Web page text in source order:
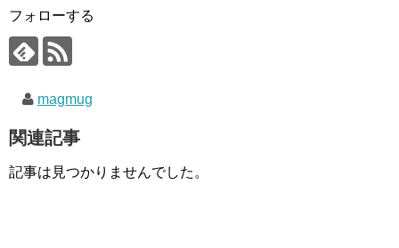
フォローする
magmug
関連記事
記事は見つかりませんでした。